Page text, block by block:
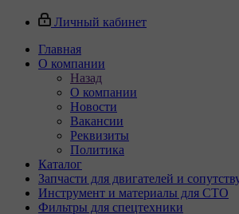
Личный кабинет
Главная
О компании
Назад
О компании
Новости
Вакансии
Реквизиты
Политика
Каталог
Запчасти для двигателей и
Инструмент и материалы для СТО
Фильтры для спецтехники